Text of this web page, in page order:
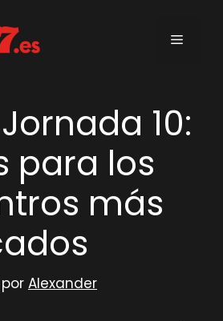
Menú
10:
para los
más
por Alexander